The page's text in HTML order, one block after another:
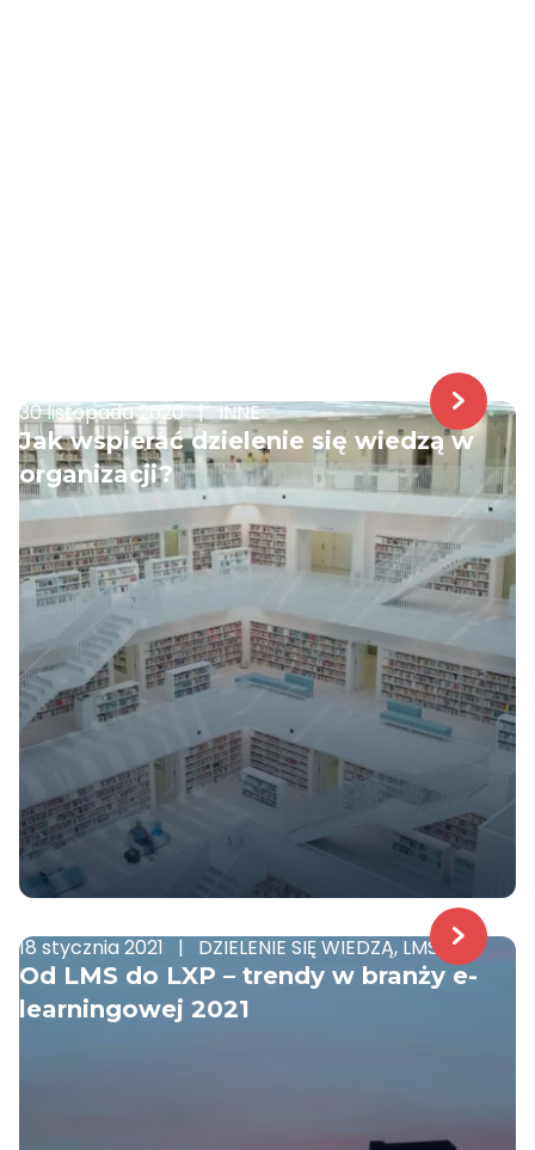
30 listopada 2020 | INNE
Jak wspierać dzielenie się wiedzą w
organizacji?
18 stycznia 2021 | DZIELENIE SIĘ WIEDZĄ, LMS
Od LMS do LXP – trendy w branży e-
learningowej 2021